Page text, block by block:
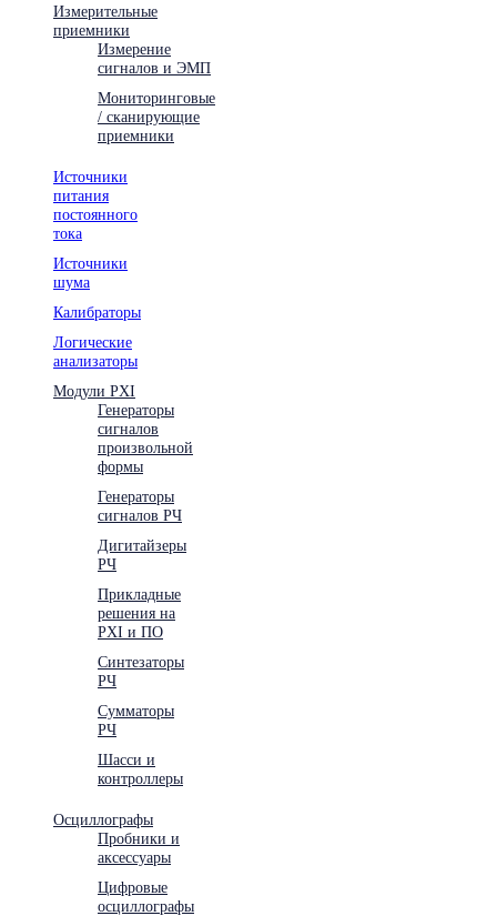
Измерительные
приемники
Измерение
сигналов и ЭМП
Мониторинговые
/ сканирующие
приемники
Источники
питания
постоянного
тока
Источники
шума
Калибраторы
Логические
анализаторы
Модули PXI
Генераторы
сигналов
произвольной
формы
Генераторы
сигналов РЧ
Дигитайзеры
РЧ
Прикладные
решения на
PXI и ПО
Синтезаторы
РЧ
Сумматоры
РЧ
Шасси и
контроллеры
Осциллографы
Пробники и
аксессуары
Цифровые
осциллографы